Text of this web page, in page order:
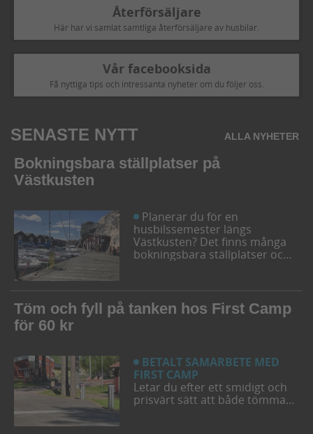
Återförsäljare
Här har vi samlat samtliga återförsäljare av husbilar.
Vår facebooksida
Få nyttiga tips och intressanta nyheter om du följer oss.
SENASTE NYTT ALLA NYHETER
Bokningsbara ställplatser på
Västkusten
husbilssemester längs
Västkusten? Det finns många
bokningsbara ställplatser och
bra förslag på ställplatser och
husbilsplatser så att du kan
Töm och fyll på tanken hos First Camp
för 60 kr
BETALT SAMARBETE MED
FIRST CAMP
Letar du efter ett smidigt och
prisvärt sätt att både tömma